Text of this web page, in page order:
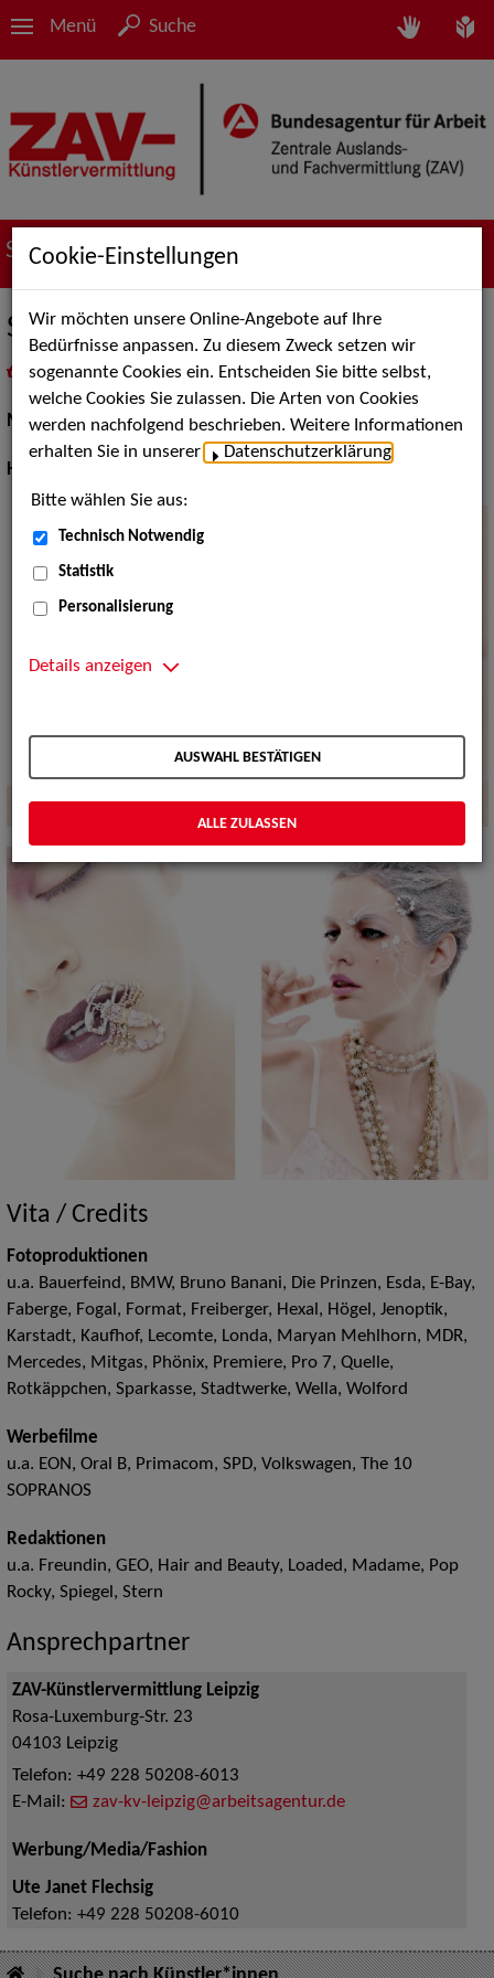
Menü Suche
Suche nach Künstler*innen
Sabine Kamcke
als PDF speichern
inMeine Merklistelegen
Models / Werbung:Fotomodell, Mannequin
Haare - Make-Up - Styling:
Vita / Credits
Fotoproduktionen
u.a. Bauerfeind, BMW, Bruno Banani, Die Prinzen, Esda, E-Bay,
Faberge, Fogal, Format, Freiberger, Hexal, Högel, Jenoptik,
Karstadt, Kaufhof, Lecomte, Londa, Maryan Mehlhorn, MDR,
Mercedes, Mitgas, Phönix, Premiere, Pro 7, Quelle,
Rotkäppchen, Sparkasse, Stadtwerke, Wella, Wolford
Werbefilme
u.a. EON, Oral B, Primacom, SPD, Volkswagen, The 10
SOPRANOS
Redaktionen
u.a. Freundin, GEO, Hair and Beauty, Loaded, Madame, Pop
Rocky, Spiegel, Stern
Ansprechpartner
ZAV-Künstlervermittlung Leipzig
Rosa-Luxemburg-Str. 23
04103 Leipzig
Telefon: +49 228 50208-6013
E-Mail:
zav-kv-leipzig@arbeitsagentur.de
Werbung/Media/Fashion
Ute Janet Flechsig
Telefon: +49 228 50208-6010
Cookie-Einstellungen
Wir möchten unsere Online-Angebote auf Ihre
Bedürfnisse anpassen. Zu diesem Zweck setzen wir
sogenannte Cookies ein. Entscheiden Sie bitte selbst,
welche Cookies Sie zulassen. Die Arten von Cookies
werden nachfolgend beschrieben. Weitere Informationen
erhalten Sie in unserer
Datenschutzerklärung
Bitte wählen Sie aus:
Technisch Notwendig
Statistik
Personalisierung
Details anzeigen
AUSWAHL BESTÄTIGEN
ALLE ZULASSEN